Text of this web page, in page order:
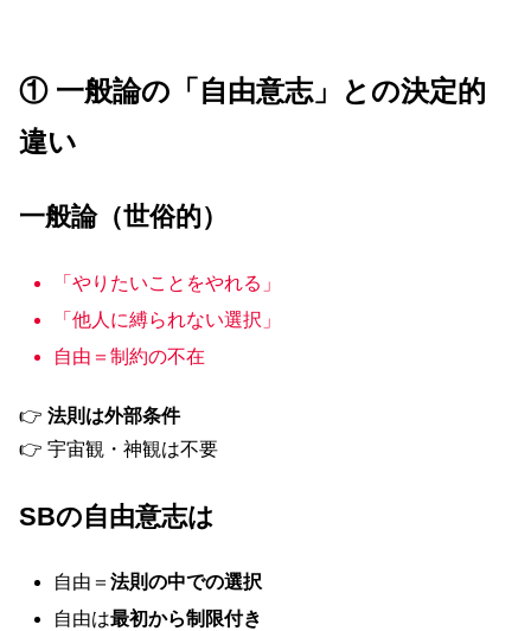
① 一般論の「自由意志」との決定的
違い
一般論（世俗的）
「やりたいことをやれる」
「他人に縛られない選択」
自由＝制約の不在
👉 法則は外部条件
👉 宇宙観・神観は不要
SBの自由意志は
自由＝法則の中での選択
自由は最初から制限付き